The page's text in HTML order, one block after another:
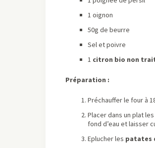
1 oignon
50g de beurre
Sel et poivre
1 citron bio non
Préparation :
Préchauffer le four à
Placer dans un plat les
fond d’eau et laisser
Eplucher les patates